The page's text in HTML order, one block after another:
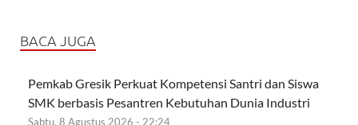
BACA JUGA
Pemkab Gresik Perkuat Kompetensi Santri dan Siswa
SMK berbasis Pesantren Kebutuhan Dunia Industri
Sabtu, 8 Agustus 2026 - 22:24